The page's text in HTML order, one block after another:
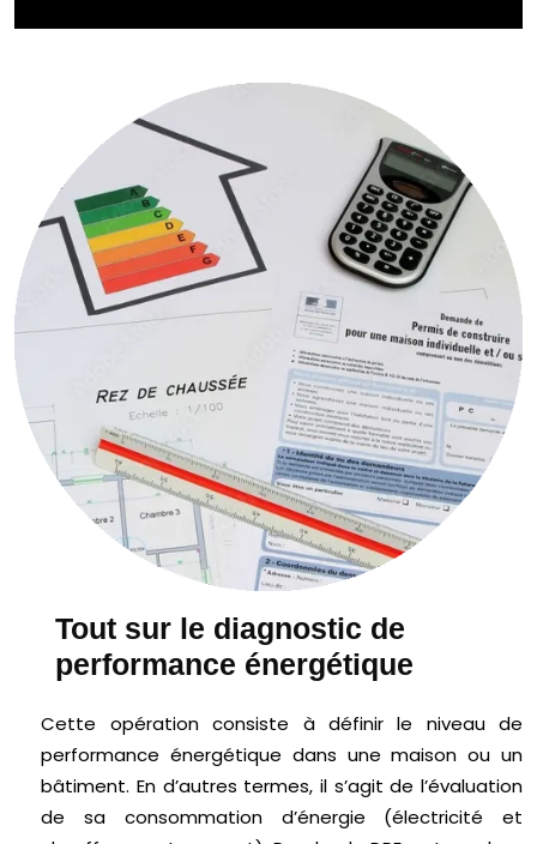
Tout sur le diagnostic de
performance énergétique
Cette opération consiste à définir le niveau de
performance énergétique dans une maison ou un
bâtiment. En d’autres termes, il s’agit de l’évaluation
de sa consommation d’énergie (électricité et